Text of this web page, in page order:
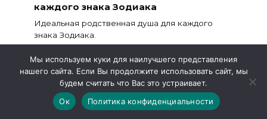
каждого знака Зодиака
Идеальная родственная душа для каждого
знака Зодиака.
Мы используем куки для наилучшего представления
нашего сайта. Если Вы продолжите использовать сайт, мы
будем считать что Вас это устраивает.
Ок
Политика конфиденциальности